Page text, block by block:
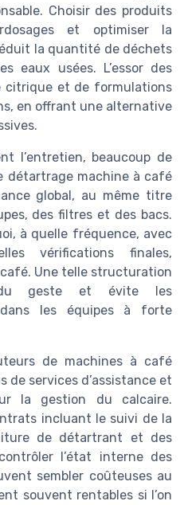
Choisir des produits
et optimiser la
la quantité de déchets
eaux usées. L’essor des
citrique et de formulations
en offrant une alternative
l’entretien, beaucoup de
détartrage machine à café
global, au même titre
des filtres et des bacs.
à quelle fréquence, avec
vérifications finales,
Une telle structuration
geste et évite les
dans les équipes à forte
de machines à café
de services d’assistance et
la gestion du calcaire.
incluant le suivi de la
de détartrant et des
l’état interne des
sembler coûteuses au
souvent rentables si l’on